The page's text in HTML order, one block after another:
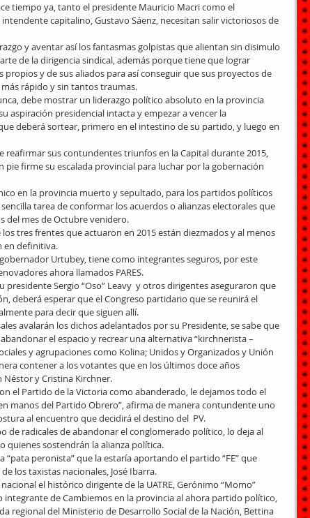
tiempo ya, tanto el presidente Mauricio Macri como el
capitalino, Gustavo Sáenz, necesitan salir victoriosos de
y aventar así los fantasmas golpistas que alientan sin disimulo
de la dirigencia sindical, además porque tiene que lograr
y de sus aliados para así conseguir que sus proyectos de
rápido y sin tantos traumas.
debe mostrar un liderazgo político absoluto en la provincia
aspiración presidencial intacta y empezar a vencer la
deberá sortear, primero en el intestino de su partido, y luego en
reafirmar sus contundentes triunfos en la Capital durante 2015,
pie firme su escalada provincial para luchar por la gobernación
en la provincia muerto y sepultado, para los partidos políticos
tarea de conformar los acuerdos o alianzas electorales que
del mes de Octubre venidero.
tres frentes que actuaron en 2015 están diezmados y al menos
en definitiva.
Urtubey, tiene como integrantes seguros, por este
ahora llamados PARES.
presidente Sergio “Oso” Leavy  y otros dirigentes aseguraron que
deberá esperar que el Congreso partidario que se reunirá el
para decir que siguen allí.
avalarán los dichos adelantados por su Presidente, se sabe que
el espacio y recrear una alternativa “kirchnerista –
y agrupaciones como Kolina; Unidos y Organizados y Unión
contener a los votantes que en los últimos doce años
y Cristina Kirchner.
el Partido de la Victoria como abanderado, le dejamos todo el
manos del Partido Obrero”, afirma de manera contundente uno
al encuentro que decidirá el destino del  PV.
de radicales de abandonar el conglomerado político, lo deja al
quienes sostendrán la alianza política.
“pata peronista” que la estaría aportando el partido “FE” que
los taxistas nacionales, José Ibarra.
el histórico dirigente de la UATRE, Gerónimo “Momo”
integrante de Cambiemos en la provincia al ahora partido político,
regional del Ministerio de Desarrollo Social de la Nación, Bettina